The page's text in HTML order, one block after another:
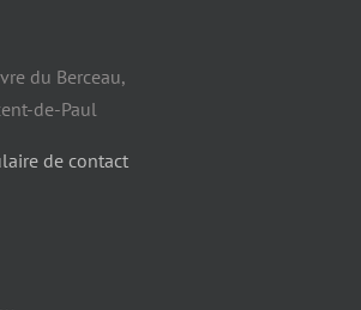
du Berceau,
de-Paul
de contact